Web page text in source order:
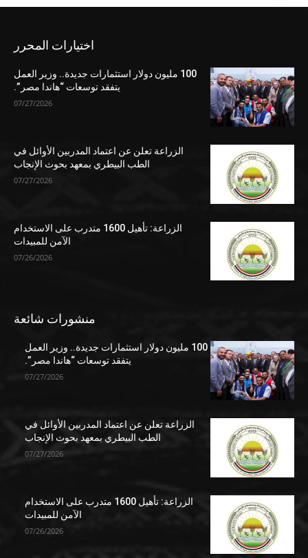
اختيارات المحرر
100 مليون دولار استثمارات جديدة.. وزير العمل
يتفقد توسعات “هاندا مصر”.
07/27/2026
الزراعة تعلن عن اعتماد المدربين الأوائل في
الطب البيطري بمعهد بحوث الإنجاب
07/27/2026
الزراعة: تأهيل 1600 متدرب على الاستخدام
الآمن للمبيدات
07/26/2026
منشورات شائعة
100 مليون دولار استثمارات جديدة.. وزير العمل
يتفقد توسعات “هاندا مصر”.
07/27/2026
الزراعة تعلن عن اعتماد المدربين الأوائل في
الطب البيطري بمعهد بحوث الإنجاب
07/27/2026
الزراعة: تأهيل 1600 متدرب على الاستخدام
الآمن للمبيدات
07/26/2026